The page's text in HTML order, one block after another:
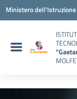
Vai ai contenuti
Vai al menu di
Vai al footer
Ministero